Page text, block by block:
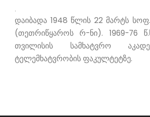
.
დაიბადა 1948 წლის 22 მარტს
(თეთრიწყაროს რ-ნი). 1969-76
თვილისის სამხატვრო
ტელემხატვრობის ფაკულტეტზე.